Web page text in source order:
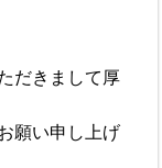
だきまして厚
願い申し上げ